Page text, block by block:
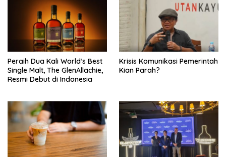
Peraih Dua Kali World’s Best
Single Malt, The GlenAllachie,
Resmi Debut di Indonesia
Krisis Komunikasi Pemerintah
Kian Parah?